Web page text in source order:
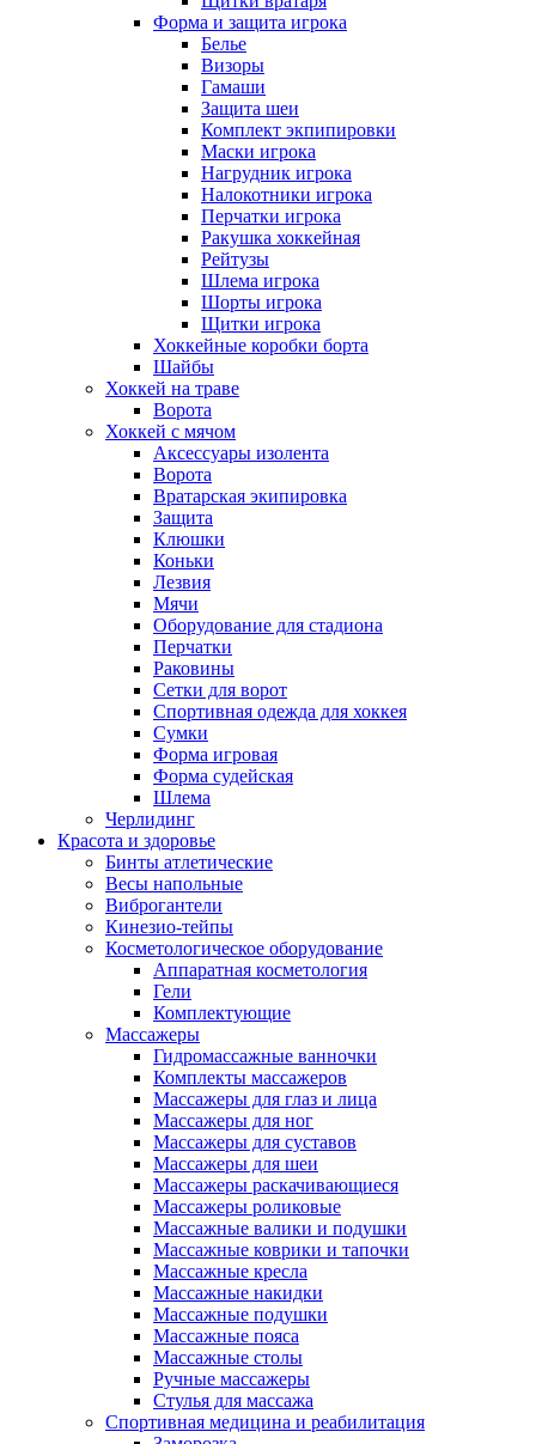
Форма и защита игрока
Белье
Визоры
Гамаши
Защита шеи
Комплект экпипировки
Маски игрока
Нагрудник игрока
Налокотники игрока
Перчатки игрока
Ракушка хоккейная
Рейтузы
Шлема игрока
Шорты игрока
Щитки игрока
Хоккейные коробки борта
Шайбы
Хоккей на траве
Ворота
Хоккей с мячом
Аксессуары изолента
Ворота
Вратарская экипировка
Защита
Клюшки
Коньки
Лезвия
Мячи
Оборудование для стадиона
Перчатки
Раковины
Сетки для ворот
Спортивная одежда для хоккея
Сумки
Форма игровая
Форма судейская
Шлема
Черлидинг
Красота и здоровье
Бинты атлетические
Весы напольные
Виброгантели
Кинезио-тейпы
Косметологическое оборудование
Аппаратная косметология
Гели
Комплектующие
Массажеры
Гидромассажные ванночки
Комплекты массажеров
Массажеры для глаз и лица
Массажеры для ног
Массажеры для суставов
Массажеры для шеи
Массажеры раскачивающиеся
Массажеры роликовые
Массажные валики и подушки
Массажные коврики и тапочки
Массажные кресла
Массажные накидки
Массажные подушки
Массажные пояса
Массажные столы
Ручные массажеры
Стулья для массажа
Спортивная медицина и реабилитация